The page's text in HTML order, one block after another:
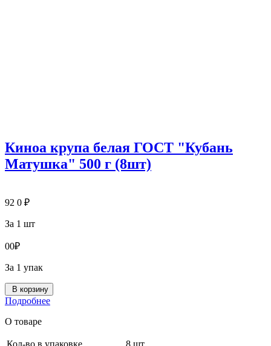
Киноа крупа белая ГОСТ "Кубань
Матушка" 500 г (8шт)
92 0 ₽
За 1 шт
00₽
За 1 упак
В корзину
Подробнее
О товаре